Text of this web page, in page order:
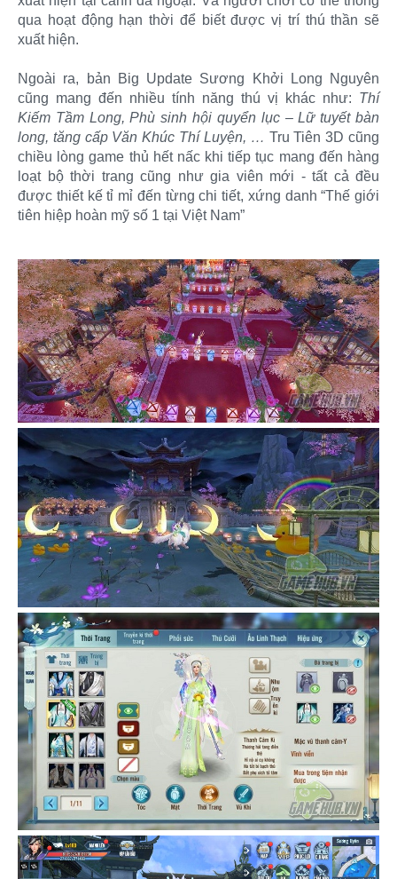
qua hoạt động hạn thời để biết được vị trí thú thần sẽ
xuất hiện.
Ngoài ra, bản Big Update Sương Khởi Long Nguyên
cũng mang đến nhiều tính năng thú vị khác như: Thí
Kiếm Tầm Long, Phù sinh hội quyển lục – Lữ tuyết bàn
long, tăng cấp Văn Khúc Thí Luyện, … Tru Tiên 3D cũng
chiều lòng game thủ hết nấc khi tiếp tục mang đến hàng
loạt bộ thời trang cũng như gia viên mới - tất cả đều
được thiết kế tỉ mỉ đến từng chi tiết, xứng danh “Thế giới
tiên hiệp hoàn mỹ số 1 tại Việt Nam”